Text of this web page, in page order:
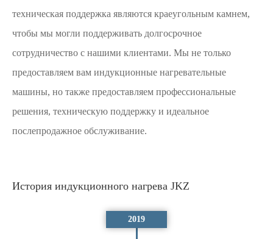
техническая поддержка являются краеугольным камнем,
чтобы мы могли поддерживать долгосрочное
сотрудничество с нашими клиентами. Мы не только
предоставляем вам индукционные нагревательные
машины, но также предоставляем профессиональные
решения, техническую поддержку и идеальное
послепродажное обслуживание.
История индукционного нагрева JKZ
2019